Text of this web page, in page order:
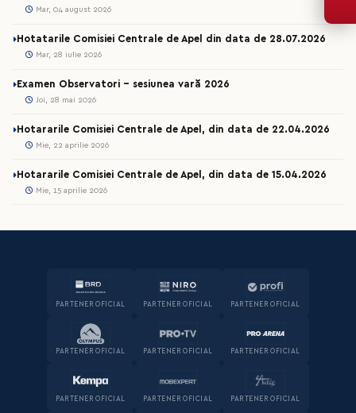
Mar, 04 august 2026
Hotatarile Comisiei Centrale de Apel din data de 28.07.2026
Mar, 28 iulie 2026
Examen Observatori - sesiunea vară 2026
Joi, 28 mai 2026
Hotararile Comisiei Centrale de Apel, din data de 22.04.2026
Mie, 22 aprilie 2026
Hotararile Comisiei Centrale de Apel, din data de 15.04.2026
Mie, 15 aprilie 2026
PARTENER OFICIAL PARTENER OFICIAL PARTENER OFICIAL
PARTENER OFICIAL PARTENER OFICIAL PARTENER OFICIAL
PARTENER OFICIAL PARTENER OFICIAL PARTENER OFICIAL